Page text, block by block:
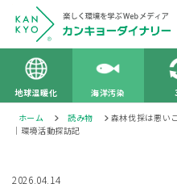
地球温暖化 海洋汚染
ホーム 読み物
森林伐採は悪い
｜環境活動探訪記
2026.04.14